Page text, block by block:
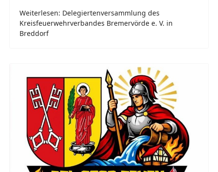
Weiterlesen: Delegiertenversammlung des
Kreisfeuerwehrverbandes Bremervörde e. V. in
Breddorf